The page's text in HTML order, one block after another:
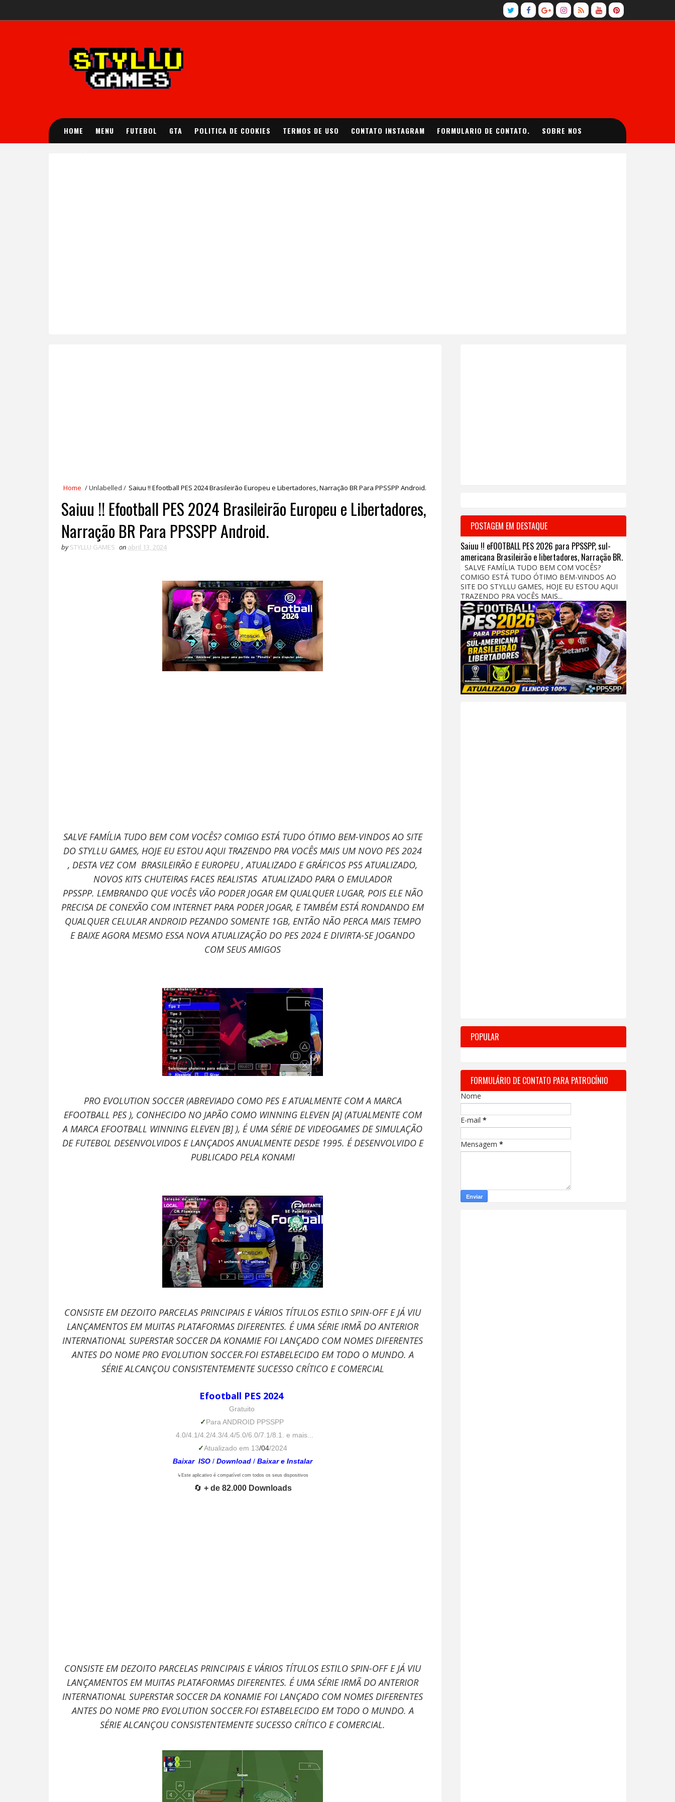
HOME MENU FUTEBOL GTA POLITICA DE COOKIES TERMOS DE USO CONTATO INSTAGRAM FORMULARIO DE CONTATO. SOBRE NOS
Home /Unlabelled / Saiuu !! Efootball PES 2024 Brasileirão Europeu e Libertadores, Narração BR Para PPSSPP Android.
Saiuu !! Efootball PES 2024 Brasileirão Europeu e Libertadores,
Narração BR Para PPSSPP Android.
by STYLLU GAMES on abril 13, 2024
SALVE FAMÍLIA TUDO BEM COM VOCÊS? COMIGO ESTÁ TUDO ÓTIMO BEM-VINDOS AO SITE
DO STYLLU GAMES, HOJE EU ESTOU AQUI TRAZENDO PRA VOCÊS MAIS UM NOVO PES 2024
, DESTA VEZ COM BRASILEIRÃO E EUROPEU , ATUALIZADO E GRÁFICOS PS5ATUALIZADO,
NOVOS KITS CHUTEIRAS FACES REALISTAS ATUALIZADO PARA O EMULADOR
PPSSPP. LEMBRANDO QUE VOCÊS VÃO PODER JOGAR EM QUALQUER LUGAR, POIS ELE NÃO
PRECISA DE CONEXÃO COM INTERNET PARA PODER JOGAR, E TAMBÉM ESTÁ RONDANDO EM
QUALQUER CELULAR ANDROID PEZANDO SOMENTE 1GB, ENTÃO NÃO PERCA MAIS TEMPO
E BAIXE AGORA MESMO ESSA NOVA ATUALIZAÇÃO DO PES 2024 E DIVIRTA-SE JOGANDO
COM SEUS AMIGOS
PRO EVOLUTION SOCCER (ABREVIADO COMO PES E ATUALMENTE COM A MARCA
EFOOTBALL PES ), CONHECIDO NO JAPÃO COMO WINNING ELEVEN [A] (ATUALMENTE COM
A MARCA EFOOTBALL WINNING ELEVEN [B] ), É UMA SÉRIE DE VIDEOGAMES DE SIMULAÇÃO
DE FUTEBOL DESENVOLVIDOS E LANÇADOS ANUALMENTE DESDE 1995. É DESENVOLVIDO E
PUBLICADO PELA KONAMI
CONSISTE EM DEZOITO PARCELAS PRINCIPAIS E VÁRIOS TÍTULOS ESTILO SPIN-OFF E JÁ VIU
LANÇAMENTOS EM MUITAS PLATAFORMAS DIFERENTES. É UMA SÉRIE IRMÃ DO ANTERIOR
INTERNATIONAL SUPERSTAR SOCCER DA KONAMIE FOI LANÇADO COM NOMES DIFERENTES
ANTES DO NOME PRO EVOLUTION SOCCER.FOI ESTABELECIDO EM TODO O MUNDO. A
SÉRIE ALCANÇOU CONSISTENTEMENTE SUCESSO CRÍTICO E COMERCIAL
Efootball PES 2024
Gratuito
✓Para ANDROID PPSSPP
4.0/4.1/4.2/4.3/4.4/5.0/6.0/7.1/8.1. e mais...
✓Atualizado em 13/04/2024
Baixar ISO / Download / Baixar e Instalar
↳Este aplicativo é compatível com todos os seus dispositivos
🔄 + de 82.000 Downloads
CONSISTE EM DEZOITO PARCELAS PRINCIPAIS E VÁRIOS TÍTULOS ESTILO SPIN-OFF E JÁ VIU
LANÇAMENTOS EM MUITAS PLATAFORMAS DIFERENTES. É UMA SÉRIE IRMÃ DO ANTERIOR
INTERNATIONAL SUPERSTAR SOCCER DA KONAMIE FOI LANÇADO COM NOMES DIFERENTES
ANTES DO NOME PRO EVOLUTION SOCCER.FOI ESTABELECIDO EM TODO O MUNDO. A
SÉRIE ALCANÇOU CONSISTENTEMENTE SUCESSO CRÍTICO E COMERCIAL.
POSTAGEM EM DESTAQUE
Saiuu !! eFOOTBALL PES 2026 para PPSSPP, sul-
americana Brasileirão e libertadores, Narração BR.
SALVE FAMÍLIA TUDO BEM COM VOCÊS?
COMIGO ESTÁ TUDO ÓTIMO BEM-VINDOS AO
SITE DO STYLLU GAMES, HOJE EU ESTOU AQUI
TRAZENDO PRA VOCÊS MAIS...
POPULAR
FORMULÁRIO DE CONTATO PARA PATROCÍNIO
Nome
E-mail *
Mensagem *